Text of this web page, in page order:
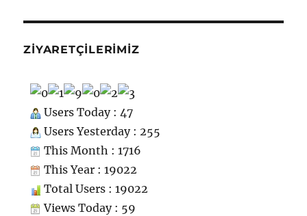
için
ZIYARETÇILERIMIZ
Users Today : 47
Users Yesterday : 255
This Month : 1716
This Year : 19022
Total Users : 19022
Views Today : 59